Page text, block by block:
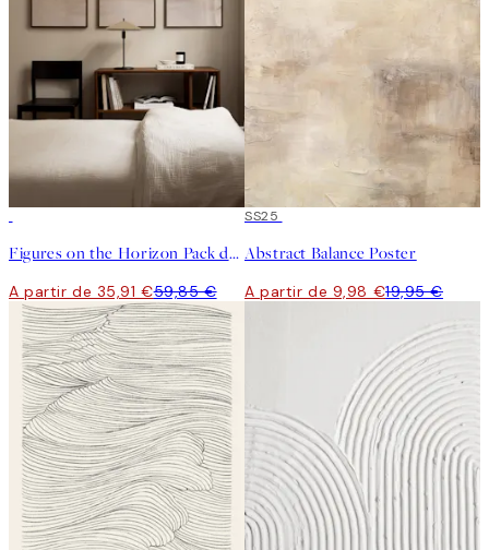
Figures on the Horizon Pack de Posters
A partir de 35,91 €59,85 €
50%*
SS25
Abstract Balance Poster
A partir de 9,98 €19,95 €